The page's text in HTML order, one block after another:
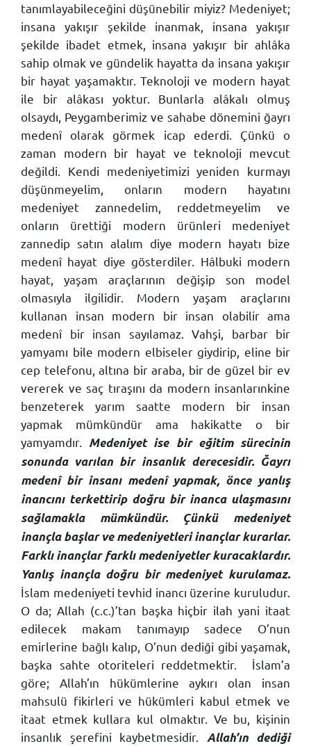
tanımlayabileceğini düşünebilir miyiz? Medeniyet;
insana yakışır şekilde inanmak, insana yakışır
şekilde ibadet etmek, insana yakışır bir ahlâka
sahip olmak ve gündelik hayatta da insana yakışır
bir hayat yaşamaktır. Teknoloji ve modern hayat
ile bir alâkası yoktur. Bunlarla alâkalı olmuş
olsaydı, Peygamberimiz ve sahabe dönemini ğayrı
medenî olarak görmek icap ederdi. Çünkü o
zaman modern bir hayat ve teknoloji mevcut
değildi. Kendi medeniyetimizi yeniden kurmayı
düşünmeyelim, onların modern hayatını
medeniyet zannedelim, reddetmeyelim ve
onların ürettiği modern ürünleri medeniyet
zannedip satın alalım diye modern hayatı bize
medenî hayat diye gösterdiler. Hâlbuki modern
hayat, yaşam araçlarının değişip son model
olmasıyla ilgilidir. Modern yaşam araçlarını
kullanan insan modern bir insan olabilir ama
medenî bir insan sayılamaz. Vahşi, barbar bir
yamyamı bile modern elbiseler giydirip, eline bir
cep telefonu, altına bir araba, bir de güzel bir ev
vererek ve saç tıraşını da modern insanlarınkine
benzeterek yarım saatte modern bir insan
yapmak mümkündür ama hakikatte o bir
yamyamdır. Medeniyet ise bir eğitim sürecinin
sonunda varılan bir insanlık derecesidir. Ğayrı
medenî bir insanı medenî yapmak, önce yanlış
inancını terkettirip doğru bir inanca ulaşmasını
sağlamakla mümkündür. Çünkü medeniyet
inançla başlar ve medeniyetleri inançlar kurarlar.
Farklı inançlar farklı medeniyetler kuracaklardır.
Yanlış inançla doğru bir medeniyet kurulamaz.
İslam medeniyeti tevhid inancı üzerine kuruludur.
O da; Allah (c.c.)’tan başka hiçbir ilah yani itaat
edilecek makam tanımayıp sadece O’nun
emirlerine bağlı kalıp, O’nun dediği gibi yaşamak,
başka sahte otoriteleri reddetmektir.
İslam’a
göre; Allah’ın hükümlerine aykırı olan insan
mahsulü fikirleri ve hükümleri kabul etmek ve
itaat etmek kullara kul olmaktır. Ve bu, kişinin
insanlık şerefini kaybetmesidir. Allah’ın dediği